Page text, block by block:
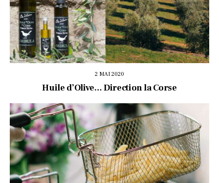
2 MAI 2020
Huile d’Olive… Direction la Corse